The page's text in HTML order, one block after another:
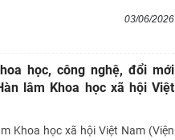
03/06/2026
học, công nghệ, đổi mới
lâm Khoa học xã hội Việt
Khoa học xã hội Việt Nam (Viện